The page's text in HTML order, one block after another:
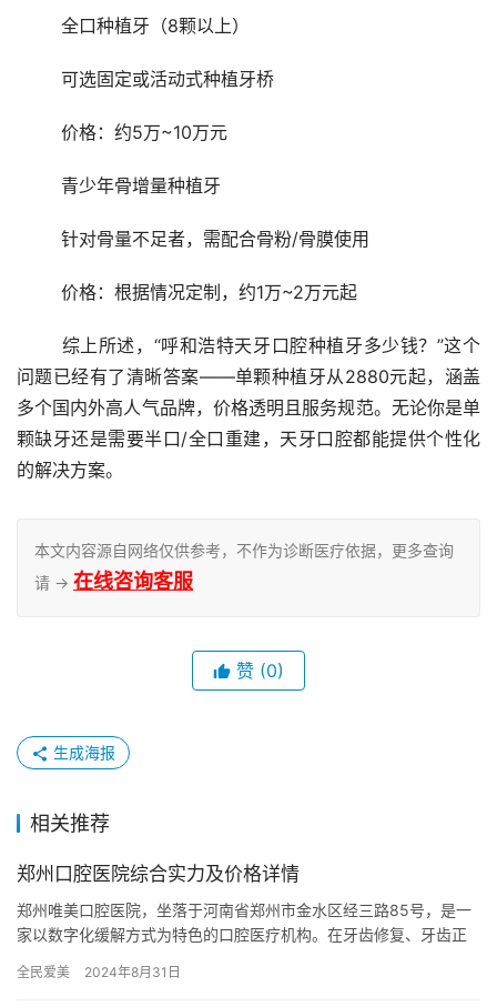
	全口种植牙（8颗以上）
	可选固定或活动式种植牙桥
	价格：约5万~10万元
	青少年骨增量种植牙
	针对骨量不足者，需配合骨粉/骨膜使用
	价格：根据情况定制，约1万~2万元起
问题已经有了清晰答案——单颗种植牙从2880元起，涵盖
多个国内外高人气品牌，价格透明且服务规范。无论你是单
颗缺牙还是需要半口/全口重建，天牙口腔都能提供个性化
的解决方案。
本文内容源自网络仅供参考，不作为诊断医疗依据，更多查询
请 → 在线咨询客服
赞 (0)
生成海报
相关推荐
郑州口腔医院综合实力及价格详情
郑州唯美口腔医院，坐落于河南省郑州市金水区经三路85号，是一
家以数字化缓解方式为特色的口腔医疗机构。在牙齿修复、牙齿正
念，…
全民爱美 2024年8月31日